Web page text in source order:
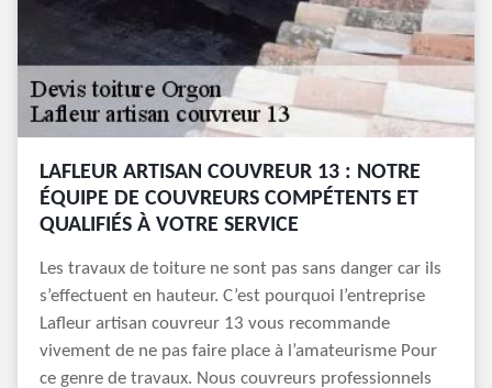
LAFLEUR ARTISAN COUVREUR 13 : NOTRE
ÉQUIPE DE COUVREURS COMPÉTENTS ET
QUALIFIÉS À VOTRE SERVICE
Les travaux de toiture ne sont pas sans danger car ils
s’effectuent en hauteur. C’est pourquoi l’entreprise
Lafleur artisan couvreur 13 vous recommande
vivement de ne pas faire place à l’amateurisme Pour
ce genre de travaux. Nous couvreurs professionnels